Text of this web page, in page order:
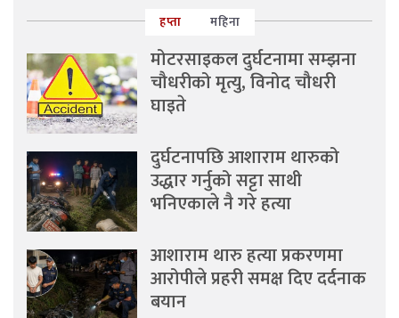
हप्ता महिना
मोटरसाइकल दुर्घटनामा सम्झना
चौधरीको मृत्यु, विनोद चौधरी
घाइते
दुर्घटनापछि आशाराम थारुको
उद्धार गर्नुको सट्टा साथी
भनिएकाले नै गरे हत्या
आशाराम थारु हत्या प्रकरणमा
आरोपीले प्रहरी समक्ष दिए दर्दनाक
बयान